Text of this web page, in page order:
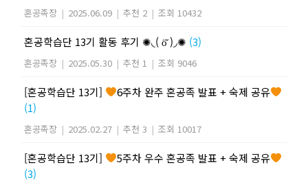
혼공족장 | 2025.06.09 | 추천 2 | 조회 10432
혼공학습단 13기 활동 후기 ✺◟( ö̆ )◞✺ (3)
혼공족장 | 2025.05.30 | 추천 1 | 조회 9046
[혼공학습단 13기]
6주차 완주 혼공족 발표 + 숙제 공유
(1)
혼공족장 | 2025.02.27 | 추천 3 | 조회 10017
[혼공학습단 13기]
5주차 우수 혼공족 발표 + 숙제 공유
(3)